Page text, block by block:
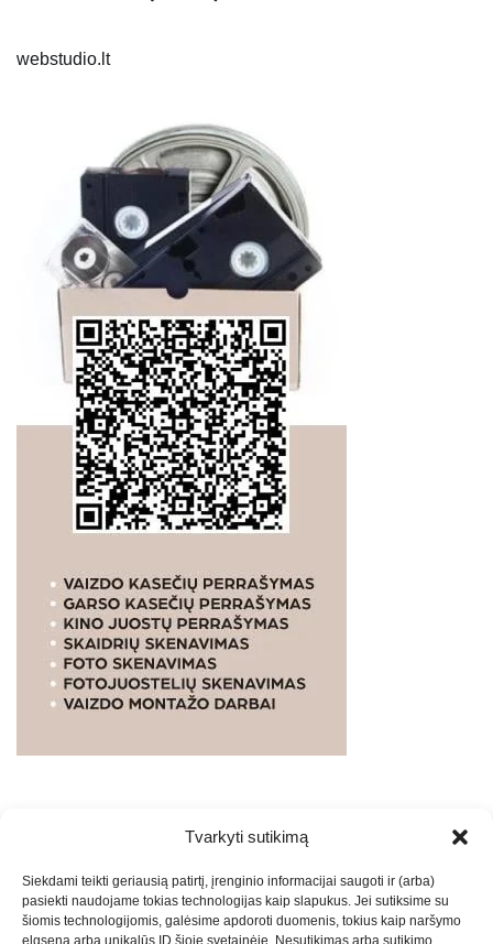
Tvarkyti sutikimą
Siekdami teikti geriausią patirtį, įrenginio informacijai saugoti ir (arba)
pasiekti naudojame tokias technologijas kaip slapukus. Jei sutiksime su
šiomis technologijomis, galėsime apdoroti duomenis, tokius kaip naršymo
elgsena arba unikalūs ID šioje svetainėje. Nesutikimas arba sutikimo
webstudio.lt
PASLAUGOS. SEO tekstų rašymas, turinio kūrimas,
straipsnių rašymas ir talpinimas į mūsų valdomas